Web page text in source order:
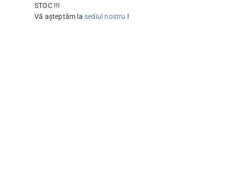
STOC !!!
Vă așteptăm la sediul nostru !